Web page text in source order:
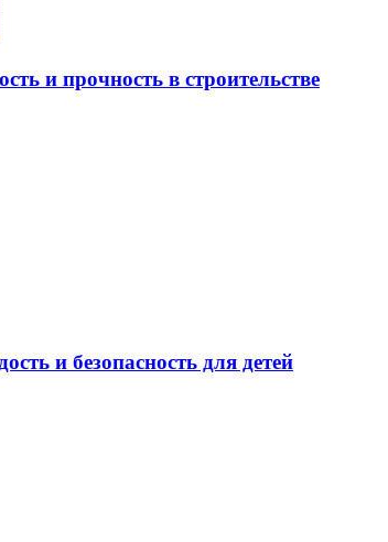
и прочность в строительстве
и безопасность для детей